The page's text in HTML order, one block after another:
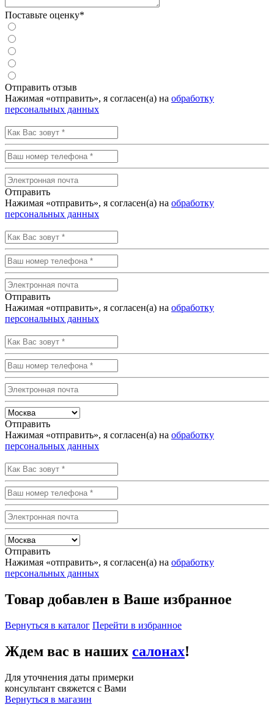
Поставьте оценку*
Отправить отзыв
Нажимая «отправить», я согласен(а) на обработку
персональных данных
Отправить
Нажимая «отправить», я согласен(а) на обработку
персональных данных
Отправить
Нажимая «отправить», я согласен(а) на обработку
персональных данных
Отправить
Нажимая «отправить», я согласен(а) на обработку
персональных данных
Отправить
Нажимая «отправить», я согласен(а) на обработку
персональных данных
Товар добавлен в Ваше избранное
Вернуться в каталог Перейти в избранное
Ждем вас в наших салонах!
Для уточнения даты примерки
консультант свяжется с Вами
Вернуться в магазин